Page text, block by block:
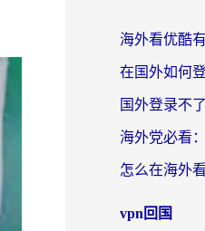
vpn回国